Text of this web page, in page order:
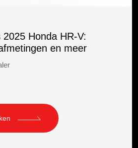
2025 Honda HR-V:
en meer